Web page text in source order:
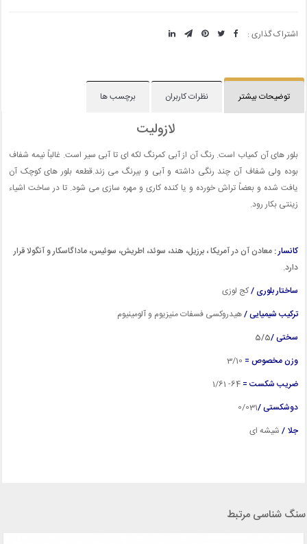
اشتراک گذاری :
توضیحات بیشتر نظرات کاربران برچسب ها
لازولیت
بلور های آن کمیاب است. رنگ آن از آبی کمرنگ لکه ای تا آبی سیر است. غالباً نیمه شفاف
بوده ولی شفاف آن چند رنگی داشته و آبی و بیرنگ می زند.قطعه بلور های کوچک آن
یافت شده و بعضاً تراش خورده و یا کنده کاری و مهره سازی می شود. تا در ساخت اشیاء
زینتی بکار رود.
کانسار : معادن آن در آمریکا ، برزیل، هند، سوئد، اطریش، سوئیس، ماداگاسکار و آنگولا قرار
دارد.
ساختار بلوری /کج لوزی
ترکیب شیمیایی /هیدروکسی فسفات منیزیوم و آلومینیوم
سختی /5/5
وزن مخصوص = /10
ضریب شکست =
دوشکستی /0/031
جلا / شیشه ای
سنگ شناسی مرتبط